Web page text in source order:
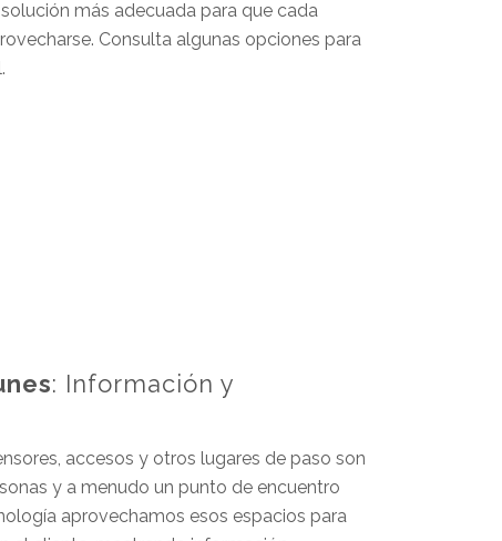
más adecuada para que cada
Consulta algunas opciones para
: Información y
accesos y otros lugares de paso son
y a menudo un punto de encuentro
aprovechamos esos espacios para